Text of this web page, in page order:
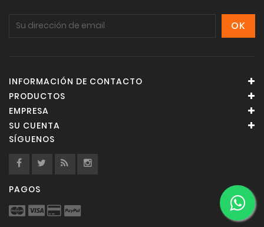
INFORMACIÓN DE CONTACTO
PRODUCTOS
EMPRESA
SU CUENTA
SÍGUENOS
PAGOS